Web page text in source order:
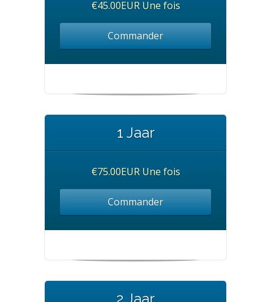
€45.00EUR Une fois
Commander
1 Jaar
€75.00EUR Une fois
Commander